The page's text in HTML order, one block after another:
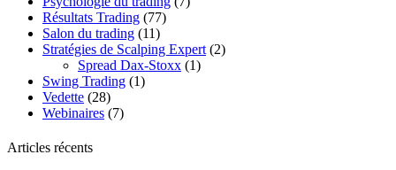
Résultats Trading (77)
Salon du trading (11)
Stratégies de Scalping Expert (2)
Spread Dax-Stoxx (1)
Swing Trading (1)
Vedette (28)
Webinaires (7)
Articles récents